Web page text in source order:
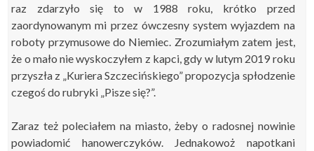
raz zdarzyło się to w 1988 roku, krótko przed
zaordynowanym mi przez ówczesny system wyjazdem na
roboty przymusowe do Niemiec. Zrozumiałym zatem jest,
że o mało nie wyskoczyłem z kapci, gdy w lutym 2019 roku
przyszła z „Kuriera Szczecińskiego” propozycja spłodzenie
czegoś do rubryki „Pisze się?”.
Zaraz też poleciałem na miasto, żeby o radosnej nowinie
powiadomić hanowerczyków. Jednakowoż napotkani